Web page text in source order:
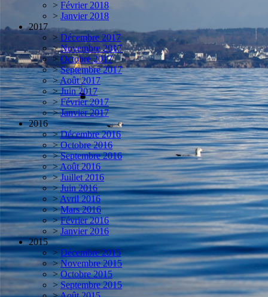
> Février 2018
> Janvier 2018
2017
> Décembre 2017
> Novembre 2017
> Octobre 2017
> Septembre 2017
>Août 2017
> Juin 2017
> Février 2017
> Janvier 2017
2016
> Décembre 2016
> Octobre 2016
> Septembre 2016
>Août 2016
> Juillet 2016
> Juin 2016
> Avril 2016
> Mars 2016
> Février 2016
> Janvier 2016
2015
> Décembre 2015
> Novembre 2015
> Octobre 2015
> Septembre 2015